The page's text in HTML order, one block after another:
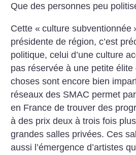
Que des personnes peu
Cette « culture subventionnée
présidente de région, c’est
politique, celui d’une culture
pas réservée à une petite
choses sont encore bien
réseaux des SMAC permet
en France de trouver des
à des prix deux à trois fois
grandes salles privées. Ces
aussi l’émergence d’artistes